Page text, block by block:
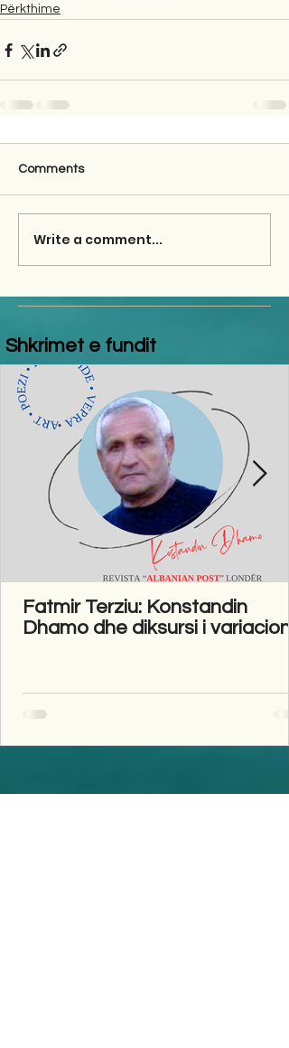
Përkthime
Comments
Write a comment...
Shkrimet e fundit
Fatmir Terziu: Konstandin
Dhamo dhe diksursi i